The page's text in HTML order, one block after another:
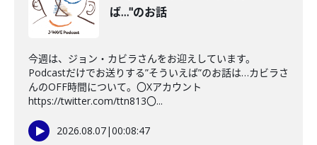
ば…"のお話
今週は、ジョン・カビラさんをお迎えしています。
Podcastだけでお送りする”そういえば”のお話は…カビラさ
んのOFF時間について。〇Xアカウント
https://twitter.com/ttn813〇...
2026.08.07|00:08:47